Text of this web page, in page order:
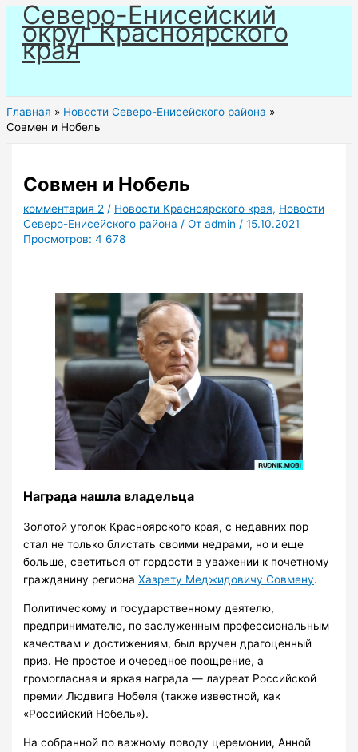
Перейти
содержимому
Северо-Енисейский
округ Красноярского
края
Главная
Новости Северо-Енисейского района
Совмен и Нобель
Совмен и Нобель
комментария 2 / Новости Красноярского края, Новости
Северо-Енисейского района / Отadmin /15.10.2021
Просмотров: 4 678
Награда нашла владельца
Золотой уголок Красноярского края, с недавних пор
стал не только блистать своими недрами, но и еще
больше, светиться от гордости в уважении к почетному
гражданину регионаХазрету Меджидовичу Совмену.
Политическому и государственному деятелю,
предпринимателю, по заслуженным профессиональным
качествам и достижениям, был вручен драгоценный
приз. Не простое и очередное поощрение, а
громогласная и яркая награда — лауреат Российской
премии Людвига Нобеля (также известной, как
«Российский Нобель»).
На собранной по важному поводу церемонии, Анной